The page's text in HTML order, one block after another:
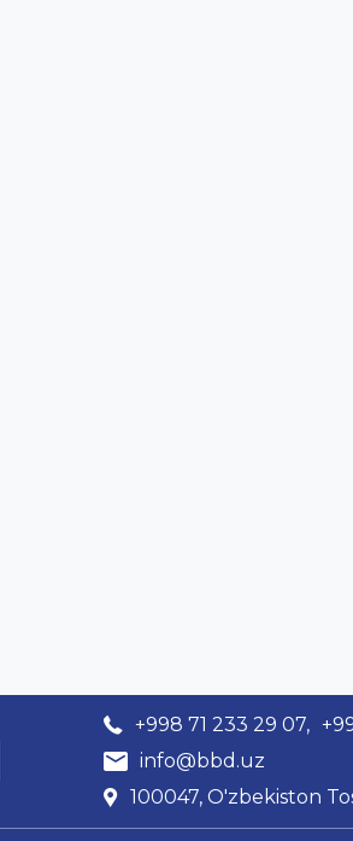
+998 71 233 29 07,
info@bbd.uz
100047, O'zbekiston